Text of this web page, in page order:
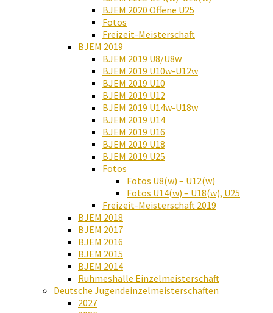
BJEM 2020 Offene U25
Fotos
Freizeit-Meisterschaft
BJEM 2019
BJEM 2019 U8/U8w
BJEM 2019 U10w-U12w
BJEM 2019 U10
BJEM 2019 U12
BJEM 2019 U14w-U18w
BJEM 2019 U14
BJEM 2019 U16
BJEM 2019 U18
BJEM 2019 U25
Fotos
Fotos U8(w) – U12(w)
Fotos U14(w) – U18(w), U25
Freizeit-Meisterschaft 2019
BJEM 2018
BJEM 2017
BJEM 2016
BJEM 2015
BJEM 2014
Ruhmeshalle Einzelmeisterschaft
Deutsche Jugendeinzelmeisterschaften
2027